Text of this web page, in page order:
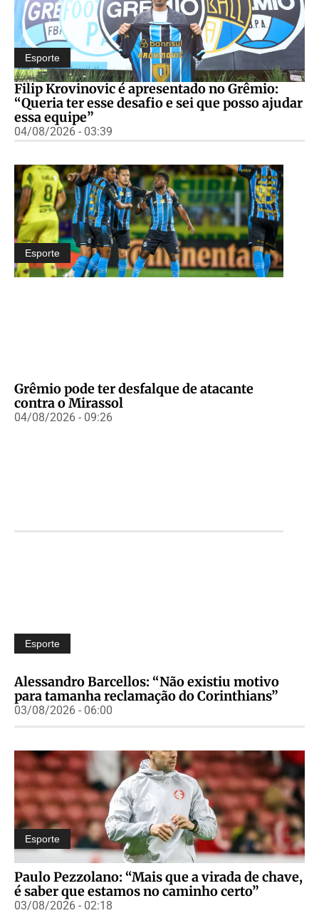
Esporte
Filip Krovinovic é apresentado no Grêmio:
“Queria ter esse desafio e sei que posso ajudar
essa equipe”
04/08/2026 - 03:39
Esporte
Grêmio pode ter desfalque de atacante
contra o Mirassol
04/08/2026 - 09:26
Esporte
Alessandro Barcellos: “Não existiu motivo
para tamanha reclamação do Corinthians”
03/08/2026 - 06:00
Esporte
Paulo Pezzolano: “Mais que a virada de chave,
é saber que estamos no caminho certo”
03/08/2026 - 02:18